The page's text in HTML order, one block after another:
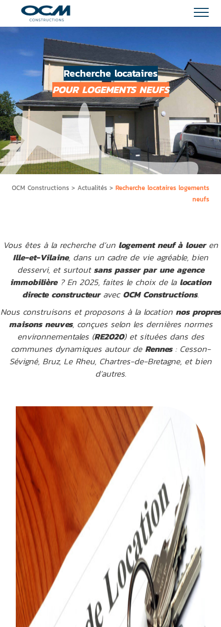
Recherche locataires
POUR LOGEMENTS NEUFS
OCM Constructions > Actualités > Recherche locataires logements
neufs
Vous êtes à la recherche d’un logement neuf à loueren
Ille-et-Vilaine, dans un cadre de vie agréable, bien
desservi, et surtoutsans passer par une agence
immobilière? En 2025, faites le choix de la location
directe constructeuravecOCM Constructions.
Nous construisons et proposons à la location nos propres
maisons neuves, conçues selon les dernières normes
environnementales (RE2020) et situées dans des
communes dynamiques autour de Rennes: Cesson-
Sévigné, Bruz, Le Rheu, Chartres-de-Bretagne, et bien
d’autres.